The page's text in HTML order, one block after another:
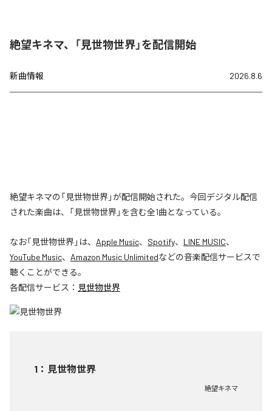
絶望キネマ、「見世物世界」を配信開始
新曲情報 2026.8.6
絶望キネマの「見世物世界」が配信開始された。今回デジタル配信
された楽曲は、「見世物世界」を含む全1曲となっている。
なお「見世物世界」は、 Apple Music、 Spotify、 LINE MUSIC、
YouTube Music、 Amazon Music Unlimitedなどの音楽配信サービスで
聴くことができる。
各配信サービス： 見世物世界
1 ： 見世物世界
絶望キネマ